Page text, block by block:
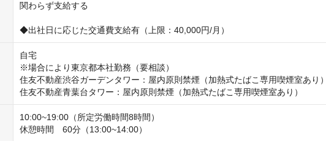
関わらず支給する
◆出社日に応じた交通費支給有（上限：40,000円/月）
自宅
※場合により東京都本社勤務（要相談）
住友不動産渋谷ガーデンタワー：屋内原則禁煙（加熱式たばこ専用喫煙室あり）
住友不動産青葉台タワー：屋内原則禁煙（加熱式たばこ専用喫煙室あり）
10:00~19:00（所定労働時間8時間）
休憩時間　60分（13:00~14:00）